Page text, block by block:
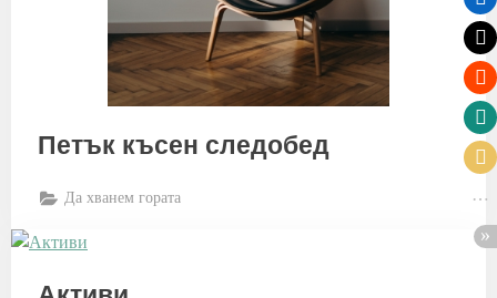
Петък късен следобед
Да хванем гората